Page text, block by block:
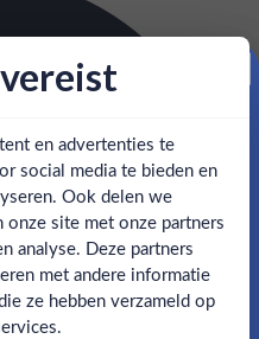
of ouder?
Nee
in huis (uitzondering bij
agave uit de regio
veel vezels en weinig
full body tequila.
Tequila Arette
en advertenties te
social media te bieden en
Ook delen we
site met onze partners
analyse. Deze partners
met andere informatie
ze hebben verzameld op
korting!
5% korting op je eerste
korting